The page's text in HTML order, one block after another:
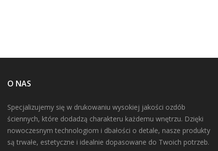
O NAS
Specjalizujemy się w drukowaniu wysokiej jakości ozdób
ściennych, które dodadzą charakteru każdemu wnętrzu. Dzięki
nowoczesnym technologiom i dbałości o detale, nasze produkty
są trwałe, estetyczne i idealnie dopasowane do Twoich potrzeb.